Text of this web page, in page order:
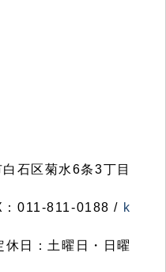
石区菊水6条3丁目
011-811-0188 / k
日：土曜日・日曜